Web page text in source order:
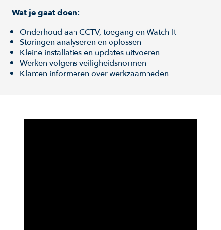
Wat je gaat doen:
Onderhoud aan CCTV, toegang en Watch-It
Storingen analyseren en oplossen
Kleine installaties en updates uitvoeren
Werken volgens veiligheidsnormen
Klanten informeren over werkzaamheden